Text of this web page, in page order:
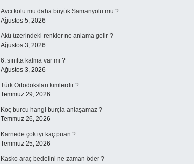
Avcı kolu mu daha büyük Samanyolu mu ?
Ağustos 5, 2026
Akü üzerindeki renkler ne anlama gelir ?
Ağustos 3, 2026
6. sınıfta kalma var mı ?
Ağustos 3, 2026
Türk Ortodoksları kimlerdir ?
Temmuz 29, 2026
Koç burcu hangi burçla anlaşamaz ?
Temmuz 26, 2026
Karnede çok iyi kaç puan ?
Temmuz 25, 2026
Kasko araç bedelini ne zaman öder ?